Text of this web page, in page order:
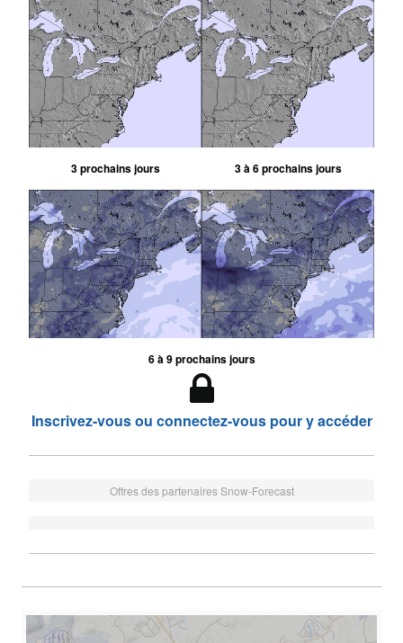
3 prochains jours 3 à 6 prochains jours
6 à 9 prochains jours
Inscrivez-vous ou connectez-vous pour y accéder
Offres des partenaires Snow-Forecast